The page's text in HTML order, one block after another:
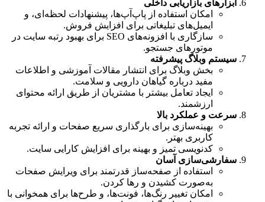
ابزارهای بازاریابی داخلی
امکان استفاده از پاپ‌آپ‌ها، پیشنهادات لحظه‌ای، و
ایمیل‌های تبلیغاتی برای افزایش فروش.
سازگاری با افزونه‌های SEO برای بهبود رتبه سایت در
موتورهای جستجو.
سیستم وبلاگ پیشرفته
بخش وبلاگ برای انتشار مقالات آموزشی و اطلاعات
مفید درباره گیاهان دارویی و سلامت.
ایجاد تعامل بیشتر با مشتریان از طریق ارائه محتوای
ارزشمند.
سرعت و عملکرد بالا
بهینه‌سازی برای بارگذاری سریع صفحات و ارائه تجربه
کاربری بهتر.
کدنویسی تمیز و بهینه برای افزایش کارایی سایت.
سفارشی‌سازی آسان
استفاده از صفحه‌ساز قدرتمند برای ویرایش صفحات
به‌صورت کشیدن و رها کردن.
امکان تغییر رنگ‌ها، فونت‌ها، و طرح‌ها برای همخوانی با